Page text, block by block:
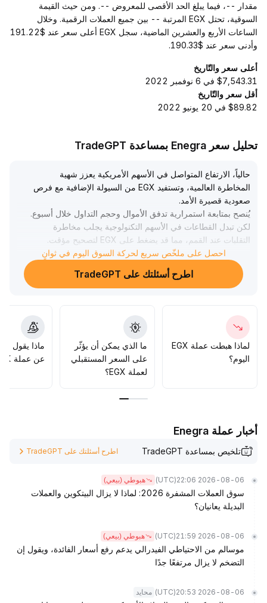
مقدار --، فيما يبلغ الحد الأقصى للمعروض --. ومن حيث القيمة
السوقية، تحتل EGX المرتبة -- بين جميع العملات الرقمية. وخلال
الساعات الأربع والعشرين الماضية، سجل EGX أعلى سعر عند $191.22
وأدنى سعر عند $190.33.
أعلى سعر والتّاريخ
$7,543.31 في 6 نوفمبر 2022
أقل سعر والتّاريخ
$89.82 في 20 يونيو 2022
تحليل سعر Enegra بمساعدة TradeGPT
حالياً، الارتفاع المتواصل في الأسهم الأمريكية يعزز شهية
المخاطرة العالمية، وتستفيد EGX من السيولة الإضافية مع فرص
صعودية قصيرة الأمد.
يُنصح بمتابعة استمرارية تدفق الأموال وحجم التداول خلال أسبوع.
لكن تبدل القطاعات في الأسهم التكنولوجية يجلب مخاطرة
التقلبات عند القمم، مما قد يضغط على EGX لتصحيح مؤقت
وبسبب غياب بيانات الشموع الرئيسية، ينبغي ربط العمليات بإدارة
ديناميكية للتقلبات ومتابعة توجيهات أسعار الفائدة من الاحتياطي
الفيدرالي، بالإضافة إلى وضع حدود مرنة لوقف الخسارة وجني
احصل على ملخّص سريع لحركة السوق اليوم في ثوانٍ
اطرح أسئلتك على TradeGPT
لماذا هبطت عملة EGX
اليوم؟
ما الذي يمكن أن يؤثّر
على السعر المستقبلي
لعملة EGX؟
ماذا يقول
عن عملة EGX؟
أخبار عملة Enegra
تلخيص بمساعدة TradeGPT اطرح أسئلتك على TradeGPT
2026-08-06 22:06
(UTC) هبوطي (بيعي)
سوق العملات المشفرة 2026: لماذا لا يزال البيتكوين والعملات
البديلة يعانيان؟
2026-08-06 21:59
(UTC) هبوطي (بيعي)
موسالم من الاحتياطي الفيدرالي يدعم رفع أسعار الفائدة، ويقول إن
التضخم لا يزال مرتفعًا جدًا
2026-08-06 20:53
(UTC) محايد